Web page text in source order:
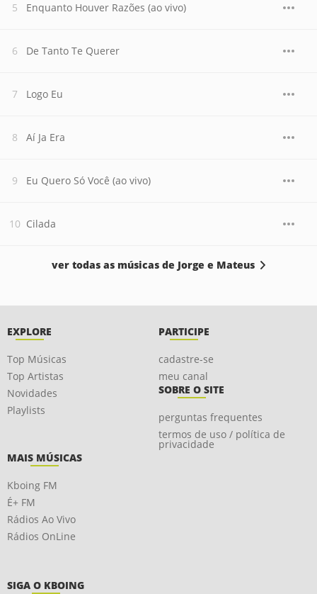
Enquanto Houver Razões (ao vivo)
De Tanto Te Querer
Logo Eu
Aí Ja Era
Eu Quero Só Você (ao vivo)
Cilada
ver todas as músicas de Jorge e Mateus
EXPLORE
Top Músicas
Top Artistas
Novidades
Playlists
PARTICIPE
cadastre-se
meu canal
SOBRE O SITE
perguntas frequentes
termos de uso / política de
privacidade
MAIS MÚSICAS
Kboing FM
É+ FM
Rádios Ao Vivo
Rádios OnLine
SIGA O KBOING